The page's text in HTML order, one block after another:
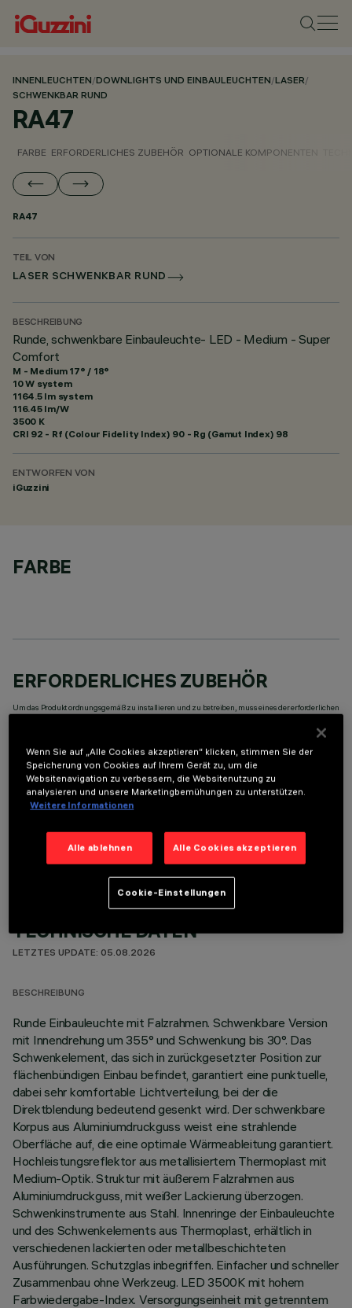
INNENLEUCHTEN/DOWNLIGHTS UND EINBAULEUCHTEN/LASER/
SCHWENKBAR RUND
RA47
FARBE ERFORDERLICHES ZUBEHÖR OPTIONALE KOMPONENTEN
RA47
TEIL VON
LASER SCHWENKBAR RUND
BESCHREIBUNG
Runde, schwenkbare Einbauleuchte- LED - Medium - Super
Comfort
M - Medium 17° / 18°
10 W system
1164.5 lm system
116.45 lm/W
3500 K
CRI 92 - Rf (Colour Fidelity Index) 90 - Rg (Gamut Index) 98
ENTWORFEN VON
iGuzzini
FARBE
ERFORDERLICHES ZUBEHÖR
Um das Produkt ordnungsgemäß zu installieren und zu betreiben, muss eines der erforderlichen
OPTIONALE KOMPONENTEN
TECHNISCHE DATEN
LETZTES UPDATE: 05.08.2026
BESCHREIBUNG
Runde Einbauleuchte mit Falzrahmen. Schwenkbare Version
mit Innendrehung um 355° und Schwenkung bis 30°. Das
Schwenkelement, das sich in zurückgesetzter Position zur
flächenbündigen Einbau befindet, garantiert eine punktuelle,
dabei sehr komfortable Lichtverteilung, bei der die
Direktblendung bedeutend gesenkt wird. Der schwenkbare
Korpus aus Aluminiumdruckguss weist eine strahlende
Oberfläche auf, die eine optimale Wärmeableitung garantiert.
Hochleistungsreflektor aus metallisiertem Thermoplast mit
Medium-Optik. Struktur mit äußerem Falzrahmen aus
Aluminiumdruckguss, mit weißer Lackierung überzogen.
Schwenkinstrumente aus Stahl. Innenringe der Einbauleuchte
und des Schwenkelements aus Thermoplast, erhältlich in
verschiedenen lackierten oder metallbeschichteten
Ausführungen. Schutzglas inbegriffen. Einfacher und schneller
Zusammenbau ohne Werkzeug. LED 3500K mit hohem
Farbwiedergabe-Index. Versorgungseinheit mit getrenntem
Wenn Sie auf „Alle Cookies akzeptieren“ klicken, stimmen Sie der
Speicherung von Cookies auf Ihrem Gerät zu, um die
Websitenavigation zu verbessern, die Websitenutzung zu
analysieren und unsere Marketingbemühungen zu unterstützen.
Weitere Informationen
Alle ablehnen Alle Cookies akzeptieren
Cookie-Einstellungen